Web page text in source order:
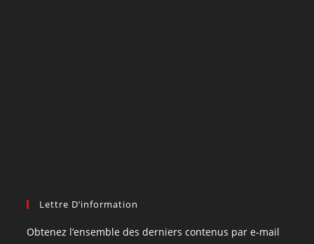
Lettre D’information
Obtenez l’ensemble des derniers contenus par e-mail